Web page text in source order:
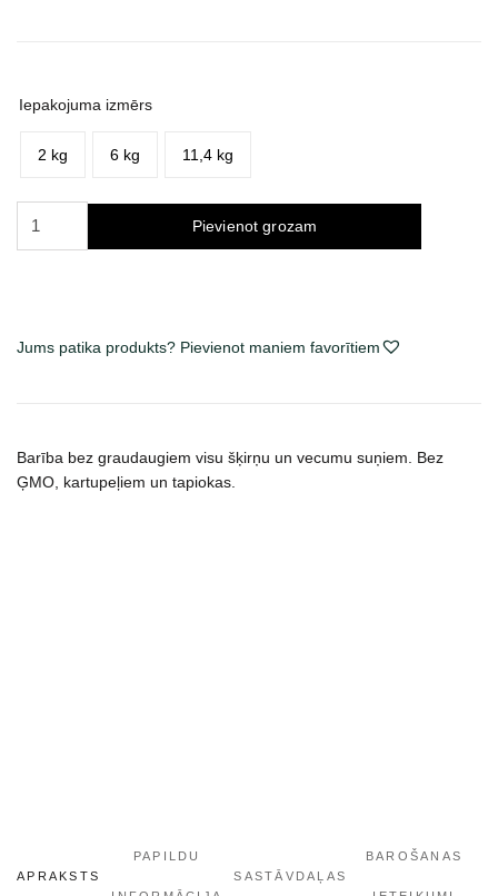
Iepakojuma izmērs
2 kg 6 kg 11,4 kg
daudzums
Pievienot grozam
Jums patika produkts? Pievienot maniem favorītiem
Barība bez graudaugiem visu šķirņu un vecumu suņiem. Bez
ĢMO, kartupeļiem un tapiokas.
APRAKSTS
PAPILDU
SASTĀVDAĻAS
BAROŠANAS